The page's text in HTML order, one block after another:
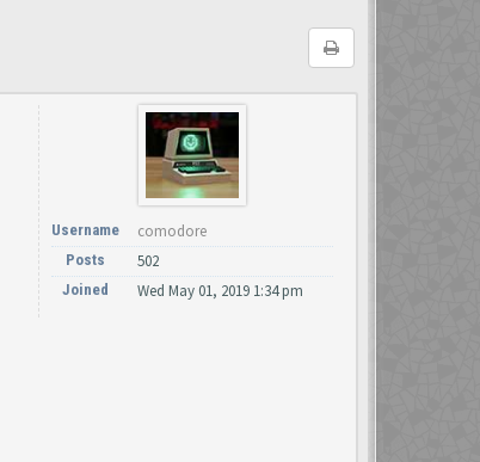
Username comodore
Posts 502
Joined Wed May 01, 2019 1:34 pm